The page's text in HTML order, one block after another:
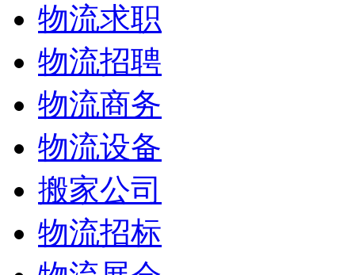
物流求职
物流招聘
物流商务
物流设备
搬家公司
物流招标